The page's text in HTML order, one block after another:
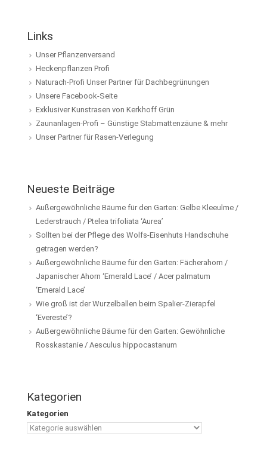
Links
Unser Pflanzenversand
Heckenpflanzen Profi
Naturach-Profi Unser Partner für Dachbegrünungen
Unsere Facebook-Seite
Exklusiver Kunstrasen von Kerkhoff Grün
Zaunanlagen-Profi – Günstige Stabmattenzäune & mehr
Unser Partner für Rasen-Verlegung
Neueste Beiträge
Außergewöhnliche Bäume für den Garten: Gelbe Kleeulme /
Lederstrauch / Ptelea trifoliata ‘Aurea’
Sollten bei der Pflege des Wolfs-Eisenhuts Handschuhe
getragen werden?
Außergewöhnliche Bäume für den Garten: Fächerahorn /
Japanischer Ahorn ‘Emerald Lace’ / Acer palmatum
‘Emerald Lace’
Wie groß ist der Wurzelballen beim Spalier-Zierapfel
‘Evereste’?
Außergewöhnliche Bäume für den Garten: Gewöhnliche
Rosskastanie / Aesculus hippocastanum
Kategorien
Kategorien